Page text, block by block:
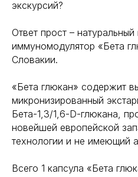
экскурсий?
Ответ прост –
иммуномодулятор «Бета
Словакии.
«Бета глюкан» содержит
микронизированный
Бета-1,3/1,6-D-глюкана,
новейшей европейской
технологии и не имеющий
Всего 1 капсула «Бета